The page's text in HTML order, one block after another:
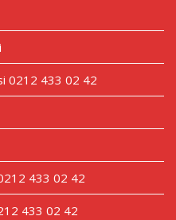
0212 433 02 42
433 02 42
433 02 42